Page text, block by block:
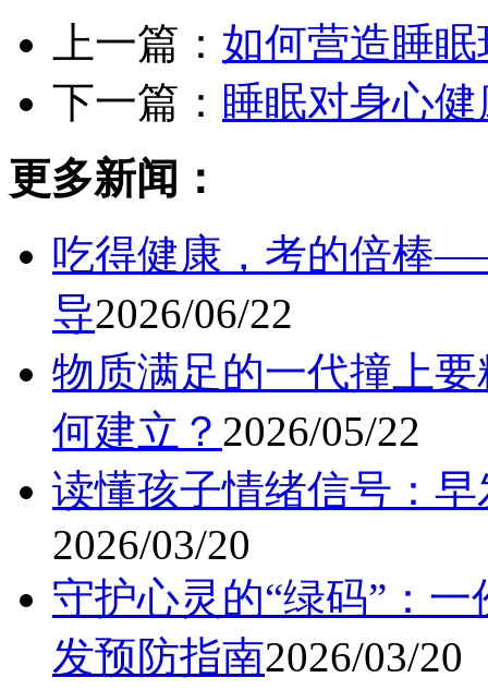
上一篇： 如何营造睡
下一篇： 睡眠对身心
更多新闻：
吃得健康，考的倍棒
导2026/06/22
物质满足的一代撞上
何建立？ 2026/05/22
读懂孩子情绪信号：
2026/03/20
守护心灵的“绿码”：
发预防指南2026/03/20